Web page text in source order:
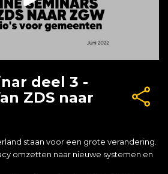
deel 3 -
ZDS naar
staan voor een grote verandering.
omzetten naar nieuwe systemen en